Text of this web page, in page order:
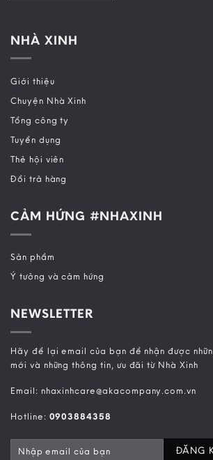
NHÀ XINH
Giới thiệu
Chuyện Nhà Xinh
Tổng công ty
Tuyển dụng
Thẻ hội viên
Đổi trả hàng
CẢM HỨNG #NHAXINH
Sản phẩm
Ý tưởng và cảm hứng
NEWSLETTER
Hãy để lại email của bạn để nhận được
mới và những thông tin, ưu đãi từ Nhà Xinh
Email: nhaxinhcare@akacompany.com.vn
Hotline: 0903884358